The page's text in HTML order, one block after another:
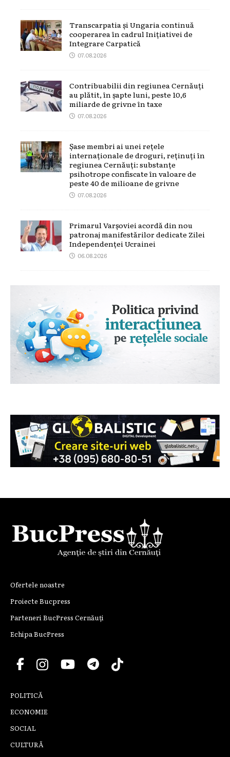
Transcarpatia și Ungaria continuă
cooperarea în cadrul Inițiativei de
Integrare Carpatică
07.08.2026
Contribuabilii din regiunea Cernăuți
au plătit, în șapte luni, peste 10,6
miliarde de grivne în taxe
07.08.2026
Șase membri ai unei rețele
internaționale de droguri, reținuți în
regiunea Cernăuți: substanțe
psihotrope confiscate în valoare de
peste 40 de milioane de grivne
07.08.2026
Primarul Varșoviei acordă din nou
patronaj manifestărilor dedicate Zilei
Independenței Ucrainei
06.08.2026
Ofertele noastre
Proiecte Bucpress
Parteneri BucPress Cernăuți
Echipa BucPress
POLITICĂ
ECONOMIE
SOCIAL
CULTURĂ